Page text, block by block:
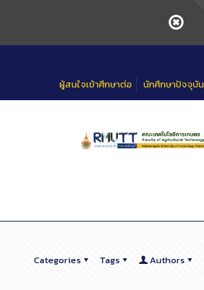
ผู้สนใจเข้าศึกษาต่อ นักศึกษาปัจจุบัน
Categories Tags Authors